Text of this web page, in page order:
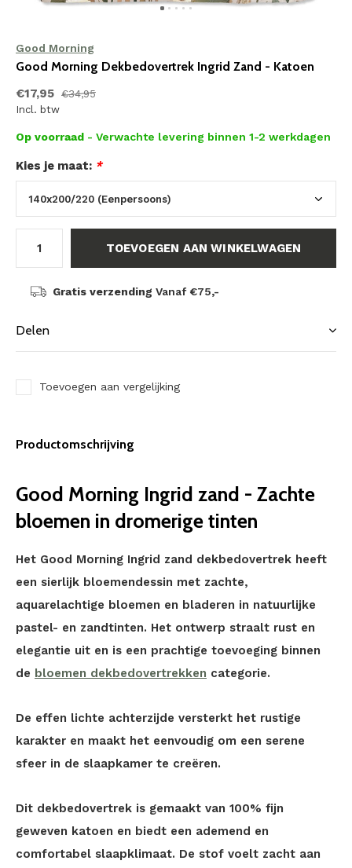
Good Morning
Good Morning Dekbedovertrek Ingrid Zand - Katoen
€17,95 €34,95
Incl. btw
Op voorraad - Verwachte levering binnen 1-2 werkdagen
Kies je maat: *
TOEVOEGEN AAN WINKELWAGEN
Gratis verzending Vanaf €75,-
Delen
Toevoegen aan vergelijking
Productomschrijving
Good Morning Ingrid zand - Zachte
bloemen in dromerige tinten
Het Good Morning Ingrid zand dekbedovertrek heeft
een sierlijk bloemendessin met zachte,
aquarelachtige bloemen en bladeren in natuurlijke
pastel- en zandtinten. Het ontwerp straalt rust en
elegantie uit en is een prachtige toevoeging binnen
de bloemen dekbedovertrekken categorie.
De effen lichte achterzijde versterkt het rustige
karakter en maakt het eenvoudig om een serene
sfeer in de slaapkamer te creëren.
Dit dekbedovertrek is gemaakt van 100% fijn
geweven katoen en biedt een ademend en
comfortabel slaapklimaat. De stof voelt zacht aan